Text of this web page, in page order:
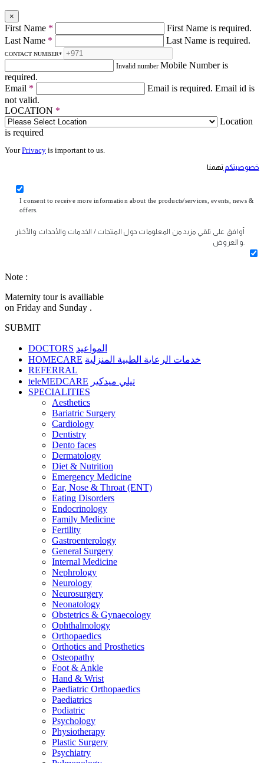
×
First Name *
First Name is required.
Last Name * Last Name is required.
CONTACT NUMBER*
Invalid number Mobile Number is
required.
Email * Email is required. Email id is
not valid.
LOCATION *
Location
is required
YourPrivacy is important to us.
خصوصيتكم تهمنا
I consent to receive more information about the products/services, events, news &
offers.
أوافق على تلقي مزيد من المعلومات حول المنتجات / الخدمات والأحداث والأخبار
Note :
Maternity tour is availiable
on Friday and Sunday .
SUBMIT
DOCTORS المواعيد
HOMECARE خدمات الرعاية الطبية المنزلية
REFERRAL
teleMEDCARE تيلي ميدكير
SPECIALITIES
Aesthetics
Bariatric Surgery
Cardiology
Dentistry
Dento faces
Dermatology
Diet & Nutrition
Emergency Medicine
Ear, Nose & Throat (ENT)
Eating Disorders
Endocrinology
Family Medicine
Fertility
Gastroenterology
General Surgery
Internal Medicine
Nephrology
Neurology
Neurosurgery
Neonatology
Obstetrics & Gynaecology
Ophthalmology
Orthopaedics
Orthotics and Prosthetics
Osteopathy
Foot & Ankle
Hand & Wrist
Paediatric Orthopaedics
Paediatrics
Podiatric
Psychology
Physiotherapy
Plastic Surgery
Psychiatry